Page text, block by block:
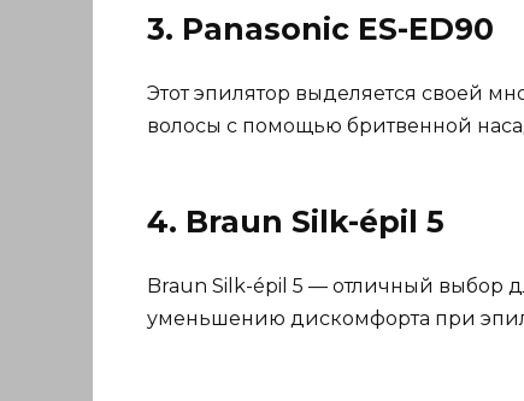
3. Panasonic ES-ED90
Этот эпилятор выделяется своей
волосы с помощью бритвенной
4. Braun Silk-épil 5
Braun Silk-épil 5 — отличный выбор
уменьшению дискомфорта при